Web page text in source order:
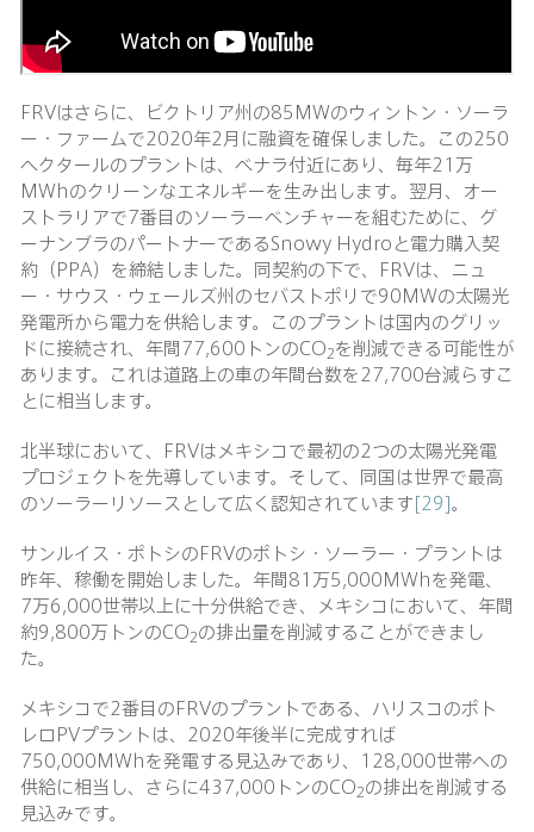
FRVはさらに、ビクトリア州の85MWのウィントン・ソーラ
ー・ファームで2020年2月に融資を確保しました。この250
ヘクタールのプラントは、ベナラ付近にあり、毎年21万
MWhのクリーンなエネルギーを生み出します。翌月、オー
ストラリアで7番目のソーラーベンチャーを組むために、グ
ーナンブラのパートナーであるSnowy Hydroと電力購入契
約（PPA）を締結しました。同契約の下で、FRVは、ニュ
ー・サウス・ウェールズ州のセバストポリで90MWの太陽光
発電所から電力を供給します。このプラントは国内のグリッ
ドに接続され、年間77,600トンのCO2を削減できる可能性が
あります。これは道路上の車の年間台数を27,700台減らすこ
とに相当します。
北半球において、FRVはメキシコで最初の2つの太陽光発電
プロジェクトを先導しています。そして、同国は世界で最高
のソーラーリソースとして広く認知されています[29]。
サンルイス・ポトシのFRVのポトシ・ソーラー・プラントは
昨年、稼働を開始しました。年間81万5,000MWhを発電、
7万6,000世帯以上に十分供給でき、メキシコにおいて、年間
約9,800万トンのCO2の排出量を削減することができまし
た。
メキシコで2番目のFRVのプラントである、ハリスコのポト
レロPVプラントは、2020年後半に完成すれば
750,000MWhを発電する見込みであり、128,000世帯への
供給に相当し、さらに437,000トンのCO2の排出を削減する
見込みです。